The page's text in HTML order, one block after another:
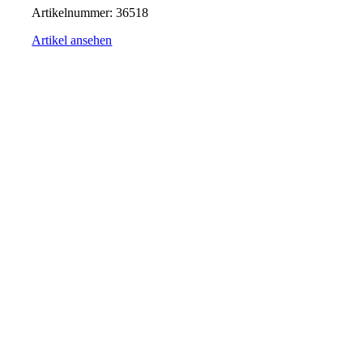
Artikelnummer:36518
Artikel ansehen